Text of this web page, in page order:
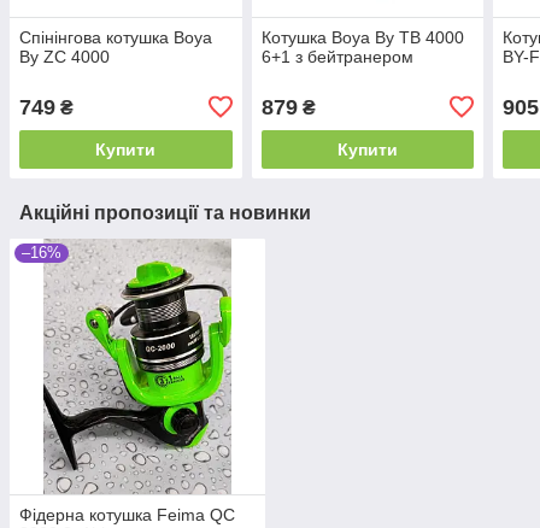
Спінінгова котушка Boya
By ZC 4000
749 ₴
Купити
Котушка Boya By TB 4000
6+1 з бейтранером
879₴
Купити
BY-
905
Акційні пропозиції та новинки
–16%
Фідерна котушка Feima QC